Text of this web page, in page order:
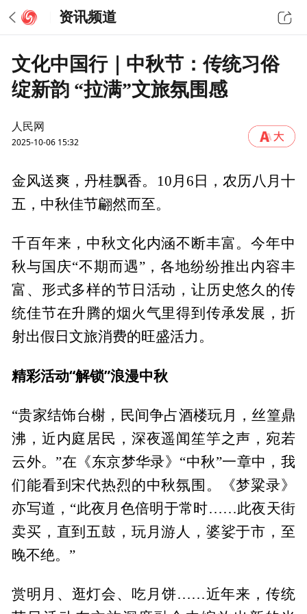
资讯频道
文化中国行｜中秋节：传统习俗
绽新韵 “拉满”文旅氛围感
人民网
2025-10-06 15:32
金风送爽，丹桂飘香。10月6日，农历八月十
五，中秋佳节翩然而至。
千百年来，中秋文化内涵不断丰富。今年中
秋与国庆“不期而遇”，各地纷纷推出内容丰
富、形式多样的节日活动，让历史悠久的传
统佳节在升腾的烟火气里得到传承发展，折
射出假日文旅消费的旺盛活力。
精彩活动“解锁”浪漫中秋
“贵家结饰台榭，民间争占酒楼玩月，丝篁鼎
沸，近内庭居民，深夜遥闻笙竽之声，宛若
云外。”在《东京梦华录》“中秋”一章中，我
们能看到宋代热烈的中秋氛围。《梦粱录》
亦写道，“此夜月色倍明于常时……此夜天街
卖买，直到五鼓，玩月游人，婆娑于市，至
晚不绝。”
赏明月、逛灯会、吃月饼……近年来，传统